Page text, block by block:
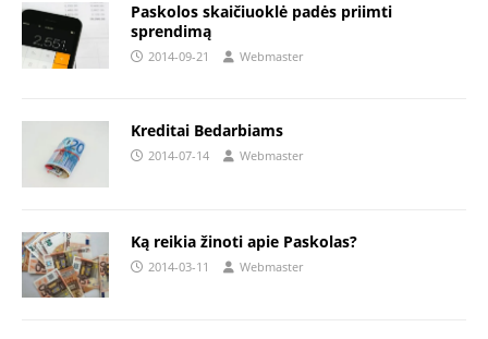
Paskolos skaičiuoklė padės priimti
sprendimą
2014-09-21 Webmaster
Kreditai Bedarbiams
2014-07-14 Webmaster
Ką reikia žinoti apie Paskolas?
2014-03-11 Webmaster